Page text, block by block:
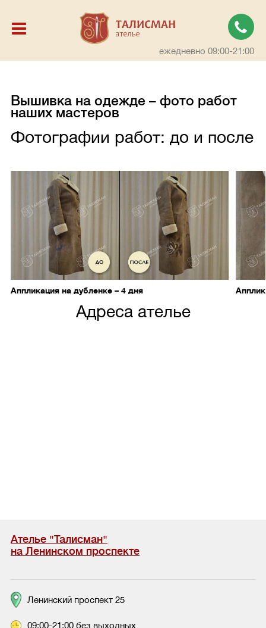
ежедневно 09:00-21:00
Вышивка на одежде – фото работ
наших мастеров
Фотографии работ: до и после
Аппликация на дубленке – 4 дня
Адреса ателье
Ателье "Талисман"
на Ленинском проспекте
Ленинский проспект 25
09:00-21:00 без выходных